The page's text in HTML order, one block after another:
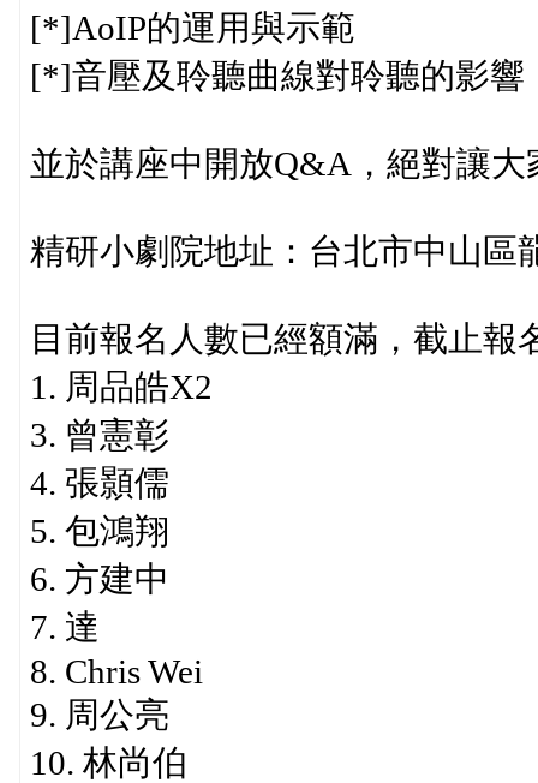
[*]AoIP的運用與示範
[*]音壓及聆聽曲線對聆聽的影響
並於講座中開放Q&A，絕對讓大
精研小劇院地址：台北市中山區
目前報名人數已經額滿，截止報
1. 周品皓X2
3. 曾憲彰
4. 張顥儒
5. 包鴻翔
6. 方建中
7. 達
8. Chris Wei
9. 周公亮
10. 林尚伯